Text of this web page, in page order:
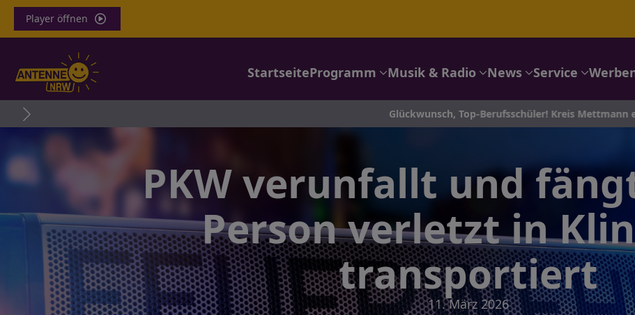
Player öffnen
StartseiteProgramm Musik & Radio News Service
Glückwunsch, Top-Berufsschüler! Kreis Mettmann ehrt seine
PKW verunfallt und
Person verletzt in
transportiert
11. März 2026